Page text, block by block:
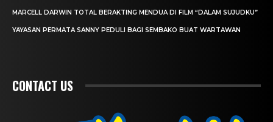
MARCELL DARWIN TOTAL BERAKTING MENDUA DI FILM “DALAM SUJUDKU”
YAYASAN PERMATA SANNY PEDULI BAGI SEMBAKO BUAT WARTAWAN
CONTACT US